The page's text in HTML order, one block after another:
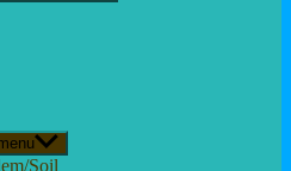
Soil